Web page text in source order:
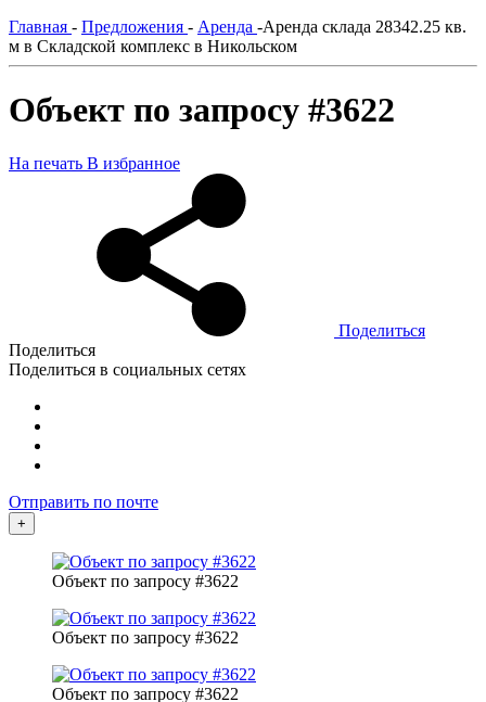
Главная - Предложения - Аренда -Аренда склада 28342.25 кв.
м в Складской комплекс в Никольском
Объект по запросу #3622
На печать В избранное
Поделиться
Поделиться
Поделиться в социальных сетях
Отправить по почте
+
Объект по запросу #3622
Объект по запросу #3622
Объект по запросу #3622